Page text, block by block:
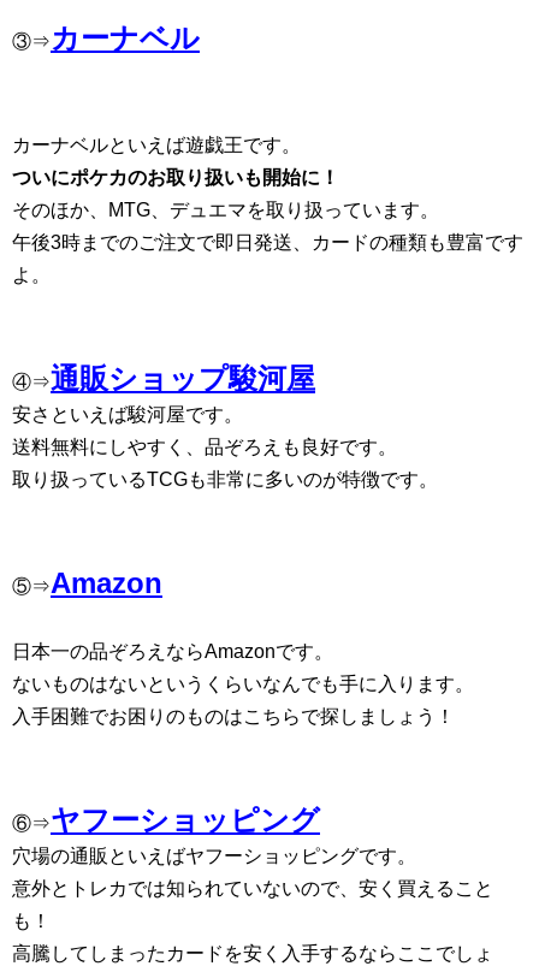
③⇒カーナベル
カーナベルといえば遊戯王です。
ついにポケカのお取り扱いも開始に！
そのほか、MTG、デュエマを取り扱っています。
午後3時までのご注文で即日発送、カードの種類も豊富です
よ。
④⇒通販ショップ駿河屋
安さといえば駿河屋です。
送料無料にしやすく、品ぞろえも良好です。
取り扱っているTCGも非常に多いのが特徴です。
⑤⇒Amazon
日本一の品ぞろえならAmazonです。
ないものはないというくらいなんでも手に入ります。
入手困難でお困りのものはこちらで探しましょう！
⑥⇒ヤフーショッピング
穴場の通販といえばヤフーショッピングです。
意外とトレカでは知られていないので、安く買えること
も！
高騰してしまったカードを安く入手するならここでしょ